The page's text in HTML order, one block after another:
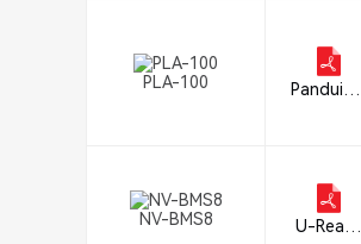
PLA-100
Panduit C
NV-BMS8
U-Reach